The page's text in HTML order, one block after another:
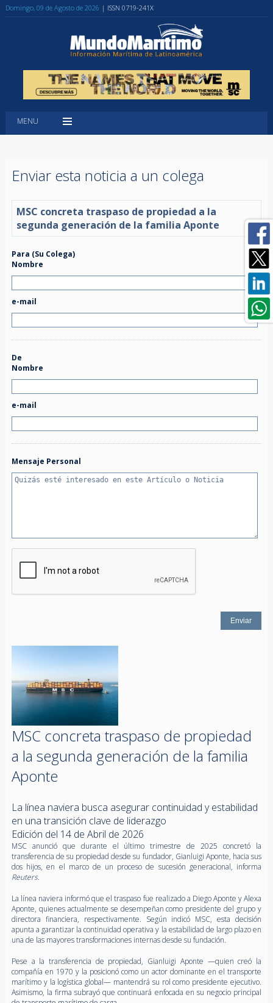
Domingo, 09 de Agosto de 2026 | ISSN 0719-241X
MENU
Enviar esta noticia a un colega
MSC concreta traspaso de propiedad a la
segunda generación de la familia Aponte
Para (Su Colega)
Nombre
e-mail
De
Nombre
e-mail
Mensaje Personal
MSC concreta traspaso de propiedad
a la segunda generación de la familia
Aponte
La línea naviera busca asegurar continuidad y estabilidad
en una transición clave de liderazgo
Edición del 14 de Abril de 2026
MSC anunció que durante el último trimestre de 2025 concretó la
transferencia de su propiedad desde su fundador, Gianluigi Aponte, hacia sus
dos hijos, en el marco de un proceso de sucesión generacional, informa
Reuters.
La línea naviera informó que el traspaso fue realizado a Diego Aponte y Alexa
Aponte, quienes actualmente se desempeñan como presidente del grupo y
directora financiera, respectivamente. Según indicó MSC, esta decisión
apunta a garantizar la continuidad operativa y la estabilidad de largo plazo en
una de las mayores transformaciones internas desde su fundación.
Pese a la transferencia de propiedad, Gianluigi Aponte —quien creó la
compañía en 1970 y la posicionó como un actor dominante en el transporte
marítimo y la logística global— mantendrá su rol como presidente ejecutivo.
Asimismo, la firma subrayó que continuará enfocada en su negocio principal